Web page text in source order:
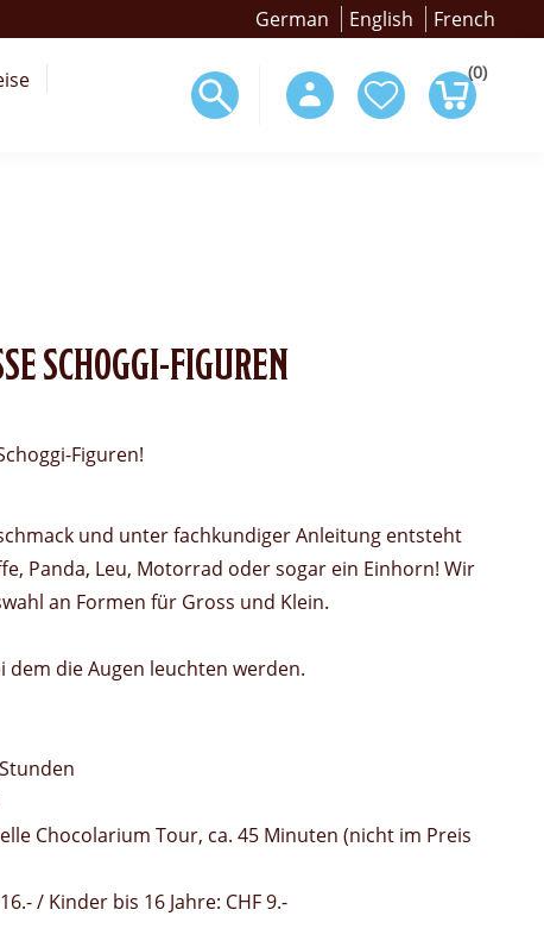
German English French
(0)
SCHOGGI-FIGUREN
Figuren!
und unter fachkundiger Anleitung entsteht
Panda, Leu, Motorrad oder sogar ein Einhorn! Wir
an Formen für Gross und Klein.
dem die Augen leuchten werden.
Chocolarium Tour, ca. 45 Minuten (nicht im Preis
/ Kinder bis 16 Jahre: CHF 9.-